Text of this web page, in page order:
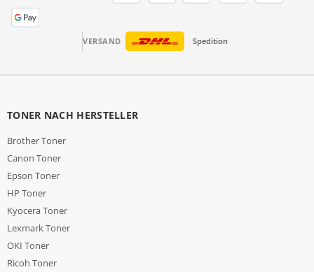
VERSAND Spedition
TONER NACH HERSTELLER
Brother Toner
Canon Toner
Epson Toner
HP Toner
Kyocera Toner
Lexmark Toner
OKI Toner
Ricoh Toner